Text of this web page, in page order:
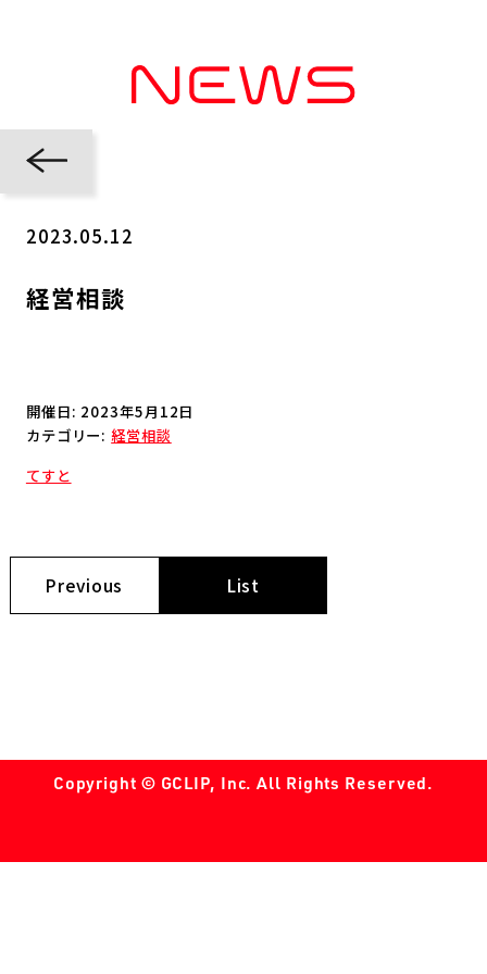
2023.05.12
経営相談
開催日: 2023年5月12日
カテゴリー:経営相談
てすと
Previous List
Copyright © GCLIP, Inc. All Rights Reserved.